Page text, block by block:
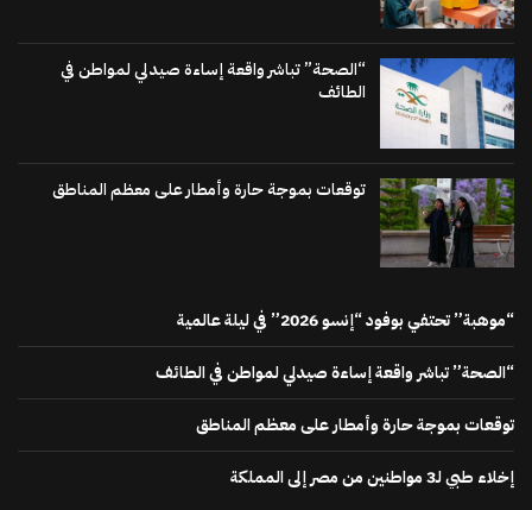
“الصحة” تباشر واقعة إساءة صيدلي لمواطن في
الطائف
توقعات بموجة حارة وأمطار على معظم المناطق
“موهبة” تحتفي بوفود “إنسو 2026” في ليلة عالمية
“الصحة” تباشر واقعة إساءة صيدلي لمواطن في الطائف
توقعات بموجة حارة وأمطار على معظم المناطق
إخلاء طبي لـ3 مواطنين من مصر إلى المملكة